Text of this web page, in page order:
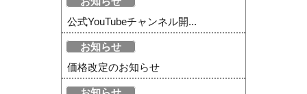
公式YouTubeチャンネル開...
お知らせ
価格改定のお知らせ